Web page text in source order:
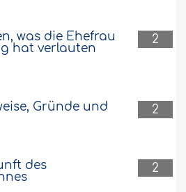
2
was die Ehefrau
hat verlauten
2
Gründe und
2
des